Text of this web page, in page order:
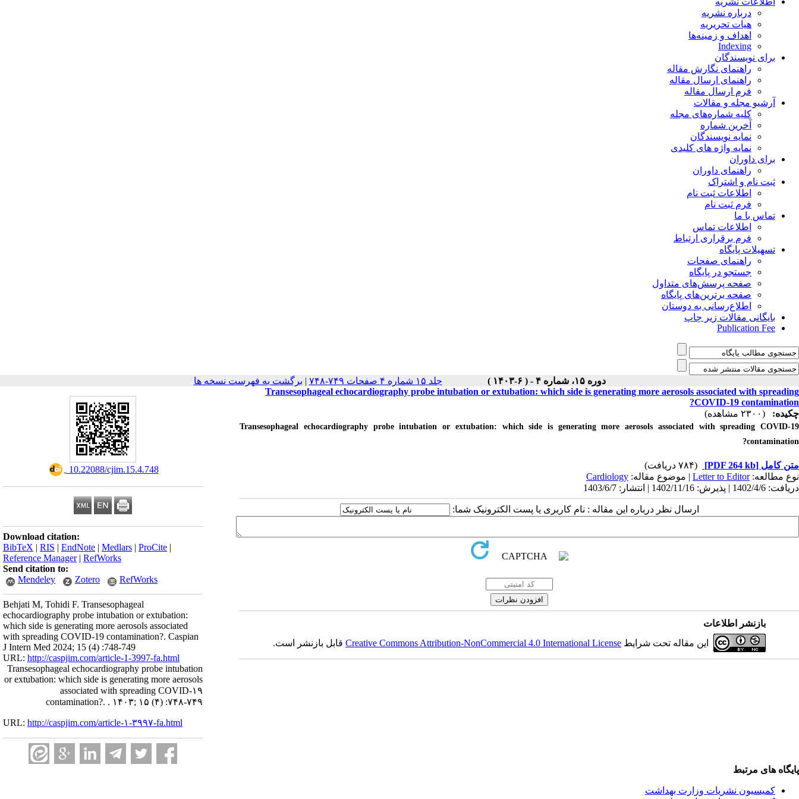
درباره نشریه
هیات تحریریه
اهداف و زمینه‌ها
Indexing
برای نویسندگان
راهنمای نگارش مقاله
راهنمای ارسال مقاله
فرم ارسال مقاله
آرشیو مجله و مقالات
کلیه شماره‌های مجله
آخرین شماره
نمایه نویسندگان
نمایه واژه های کلیدی
برای داوران
راهنمای داوران
ثبت نام و اشتراک
اطلاعات ثبت نام
فرم ثبت نام
تماس با ما
اطلاعات تماس
فرم برقراری ارتباط
تسهیلات پایگاه
راهنمای صفحات
جستجو در پایگاه
صفحه پرسش‌های متداول
صفحه برترین‌های پایگاه
اطلاع‌رسانی به دوستان
بایگانی مقالات زیر چاپ
Publication Fee
دوره ۱۵، شماره ۴ - ( ۶-۱۴۰۳ ) جلد ۱۵ شماره ۴ صفحات ۷۴۹-۷۴۸ | برگشت به فهرست نسخه ها
‎ 10.22088/cjim.15.4.748
Download citation:
BibTeX | RIS | EndNote | Medlars | ProCite |
Reference Manager| RefWorks
Send citation to:
Mendeley
Zotero RefWorks
Behjati M, Tohidi F. Transesophageal
echocardiography probe intubation or extubation:
which side is generating more aerosols associated
with spreading COVID-19 contamination?. Caspian
J Intern Med 2024; 15 (4) :748-749
URL: http://caspjim.com/article-1-3997-fa.html
Transesophageal echocardiography probe intubation
or extubation: which side is generating more aerosols
associated with spreading COVID-۱۹
contamination?. . ۱۴۰۳; ۱۵ (۴) :۷۴۸-۷۴۹
URL: http://caspjim.com/article-۱-۳۹۹۷-fa.html
Transesophageal echocardiography probe intubation or extubation: which side is generating more aerosols associated with spreading
COVID-19 contamination?
چکیده:
(۲۳۰۰ مشاهده)
Transesophageal echocardiography probe intubation or extubation: which side is generating more aerosols associated with spreading COVID-19
contamination?
متن کامل [PDF 264 kb]
(۷۸۴ دریافت)
نوع مطالعه:Letter to Editor | موضوع مقاله: Cardiology
دریافت: 1402/4/6 | پذیرش: 1402/11/16 | انتشار: 1403/6/7
ارسال نظر درباره این مقاله : نام کاربری یا پست الکترونیک شما:
بازنشر اطلاعات
این مقاله تحت شرایط Creative Commons Attribution-NonCommercial 4.0 International Licenseقابل بازنشر است.
پایگاه های مرتبط
کمیسیون نشریات وزارت بهداشت